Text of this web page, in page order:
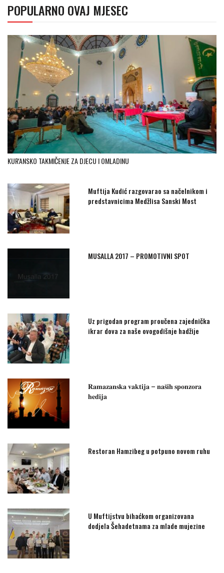
POPULARNO OVAJ MJESEC
KUR'ANSKO TAKMIČENJE ZA DJECU I OMLADINU
Muftija Kudić razgovarao sa načelnikom i
predstavnicima Medžlisa Sanski Most
MUSALLA 2017 – PROMOTIVNI SPOT
Uz prigodan program proučena zajednička
ikrar dova za naše ovogodišnje hadžije
𝐑𝐚𝐦𝐚𝐳𝐚𝐧𝐬𝐤𝐚 𝐯𝐚𝐤𝐭𝐢𝐣𝐚 – 𝐧𝐚𝐬̌𝐢𝐡 𝐬𝐩𝐨𝐧𝐳𝐨𝐫𝐚
𝐡𝐞𝐝𝐢𝐣𝐚
Restoran Hamzibeg u potpuno novom ruhu
U Muftijstvu bihaćkom organizovana
dodjela Šehadetnama za mlade mujezine